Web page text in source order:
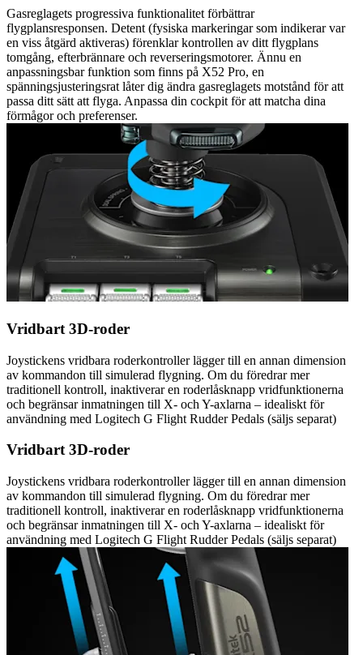
Gasreglagets progressiva funktionalitet förbättrar
flygplansresponsen. Detent (fysiska markeringar som indikerar var
en viss åtgärd aktiveras) förenklar kontrollen av ditt flygplans
tomgång, efterbrännare och reverseringsmotorer. Ännu en
anpassningsbar funktion som finns på X52 Pro, en
spänningsjusteringsrat låter dig ändra gasreglagets motstånd för att
passa ditt sätt att flyga. Anpassa din cockpit för att matcha dina
förmågor och preferenser.
Vridbart 3D-roder
Joystickens vridbara roderkontroller lägger till en annan dimension
av kommandon till simulerad flygning. Om du föredrar mer
traditionell kontroll, inaktiverar en roderlåsknapp vridfunktionerna
och begränsar inmatningen till X- och Y-axlarna – idealiskt för
användning med Logitech G Flight Rudder Pedals (säljs separat)
Vridbart 3D-roder
Joystickens vridbara roderkontroller lägger till en annan dimension
av kommandon till simulerad flygning. Om du föredrar mer
traditionell kontroll, inaktiverar en roderlåsknapp vridfunktionerna
och begränsar inmatningen till X- och Y-axlarna – idealiskt för
användning med Logitech G Flight Rudder Pedals (säljs separat)